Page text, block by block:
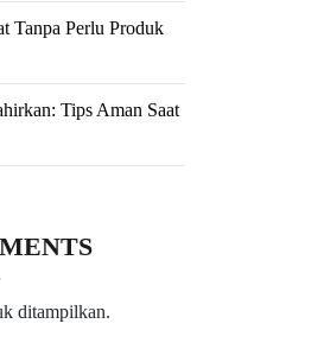
Tanpa Perlu Produk
Tips Aman Saat
ditampilkan.